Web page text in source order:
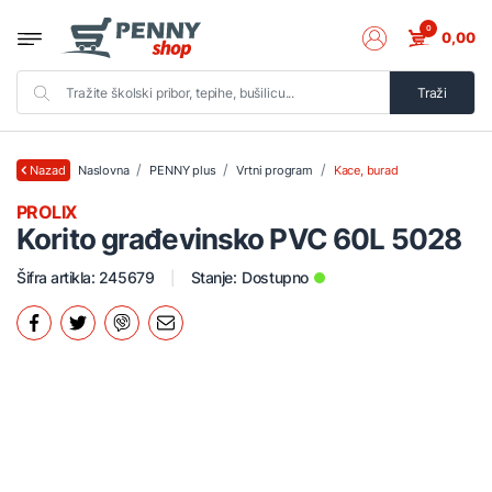
Traži
0 0,00
Nazad Naslovna PENNY plus Vrtni program Kace, burad
Korito građevinsko PVC 60L 5028
PROLIX
Šifra artikla: 245679 Stanje: Dostupno